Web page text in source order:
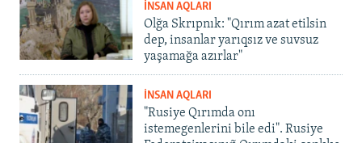
İNSAN AQLARI
Olğa Skrıpnık: "Qırım azat etilsin
dep, insanlar yarıqsız ve suvsuz
yaşamağa azırlar"
İNSAN AQLARI
"Rusiye Qırımda onı
istemegenlerini bile edi". Rusiye